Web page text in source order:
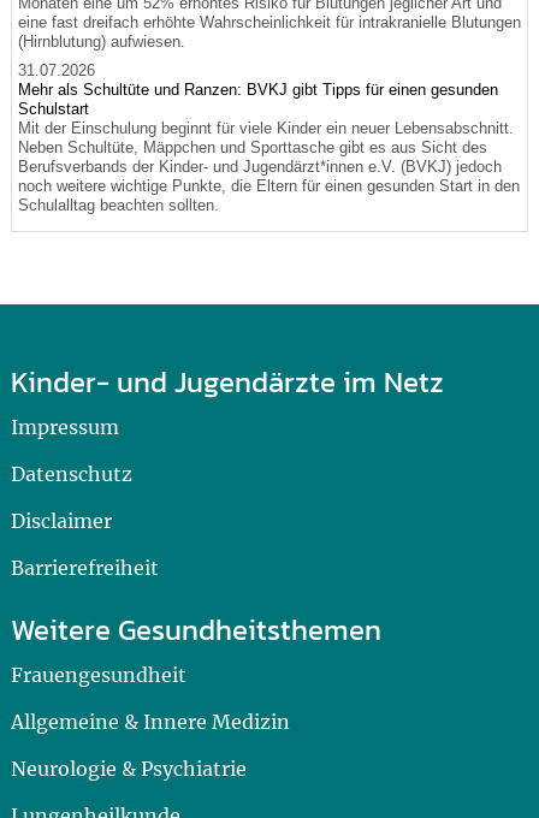
eine fast dreifach erhöhte Wahrscheinlichkeit für intrakranielle Blutungen
(Hirnblutung) aufwiesen.
31.07.2026
Mehr als Schultüte und Ranzen: BVKJ gibt Tipps für einen gesunden
Schulstart
Mit der Einschulung beginnt für viele Kinder ein neuer Lebensabschnitt.
Neben Schultüte, Mäppchen und Sporttasche gibt es aus Sicht des
Berufsverbands der Kinder- und Jugendärzt*innen e.V. (BVKJ) jedoch
noch weitere wichtige Punkte, die Eltern für einen gesunden Start in den
Schulalltag beachten sollten.
Kinder- und Jugendärzte im Netz
Impressum
Datenschutz
Disclaimer
Barrierefreiheit
Weitere Gesundheitsthemen
Frauengesundheit
Allgemeine & Innere Medizin
Neurologie & Psychiatrie